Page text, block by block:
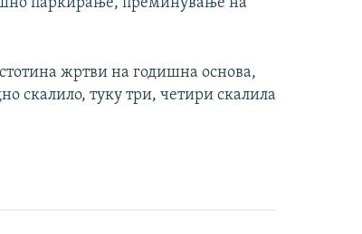
жртви на годишна основа,
скалило, туку три, четири скалила